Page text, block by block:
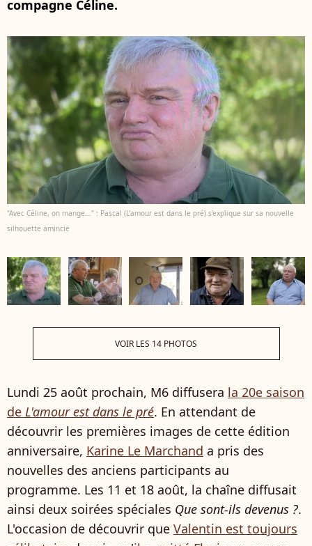
compagne Céline.
"Avec Céline, on mange..." : Pascal (L'amour est dans le pré) s'explique sur sa nouvelle
silhouette amincie
VOIR LES 14 PHOTOS
Lundi 25 août prochain, M6 diffusera la 20e saison
de L'amour est dans le pré. En attendant de
découvrir les premières images de cette édition
anniversaire, Karine Le Marchand a pris des
nouvelles des anciens participants au
programme. Les 11 et 18 août, la chaîne diffusait
ainsi deux soirées spéciales Que sont-ils devenus ?.
L'occasion de découvrir que Valentin est toujours